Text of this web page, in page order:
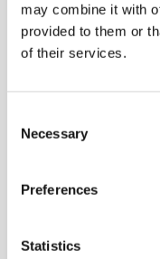
may combine it with
provided to them or
of their services.
Selection
Necessary
Preferences
Statistics